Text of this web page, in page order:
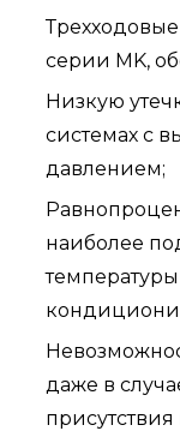
серии MK,
Низкую
системах с
давлением;
наиболее
даже в